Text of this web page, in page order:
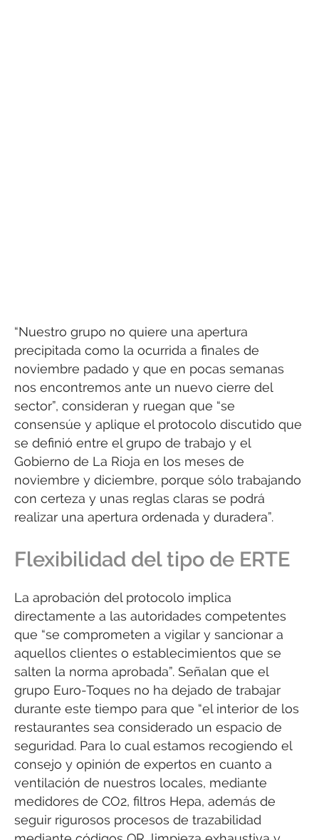
“Nuestro grupo no quiere una apertura
precipitada como la ocurrida a finales de
noviembre padado y que en pocas semanas
nos encontremos ante un nuevo cierre del
sector”, consideran y ruegan que “se
consensúe y aplique el protocolo discutido que
se definió entre el grupo de trabajo y el
Gobierno de La Rioja en los meses de
noviembre y diciembre, porque sólo trabajando
con certeza y unas reglas claras se podrá
realizar una apertura ordenada y duradera”.
Flexibilidad del tipo de ERTE
La aprobación del protocolo implica
directamente a las autoridades competentes
que “se comprometen a vigilar y sancionar a
aquellos clientes o establecimientos que se
salten la norma aprobada”. Señalan que el
grupo Euro-Toques no ha dejado de trabajar
durante este tiempo para que “el interior de los
restaurantes sea considerado un espacio de
seguridad. Para lo cual estamos recogiendo el
consejo y opinión de expertos en cuanto a
ventilación de nuestros locales, mediante
medidores de CO2, filtros Hepa, además de
seguir rigurosos procesos de trazabilidad